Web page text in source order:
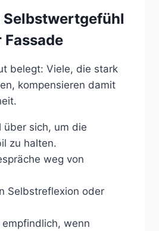
Selbstwertgefühl
belegt: Viele, die stark
kompensieren damit
über sich, um die
zu halten.
weg von
Selbstreflexion oder
empfindlich, wenn